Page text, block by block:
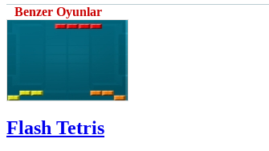
Benzer Oyunlar
Flash Tetris